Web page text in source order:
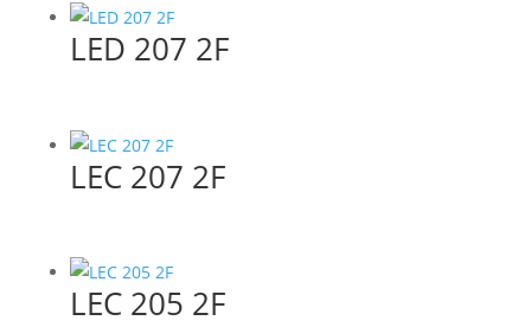
LED 207 2F
LEC 207 2F
LEC 205 2F